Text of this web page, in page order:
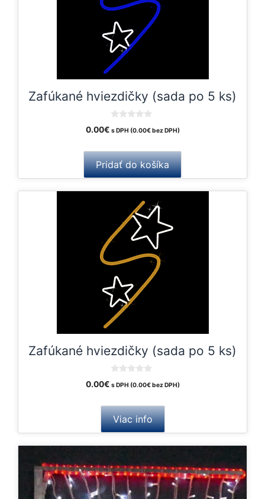
Zafúkané hviezdičky (sada po 5 ks)
o
o
f
5
0.00€ s DPH (0.00€bez DPH)
Pridať do košíka
Zafúkané hviezdičky (sada po 5 ks)
o
o
f
5
0.00€ s DPH (0.00€bez DPH)
Viac info